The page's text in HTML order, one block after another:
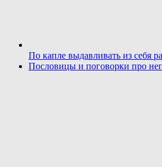
По капле выдавливать из себя
Пословицы и поговорки про